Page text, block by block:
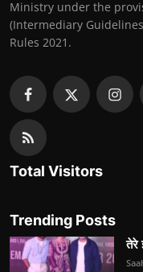
Ministry under the
(Intermediary
Rules 2021.
Total Visitors
Trending Posts
तेरे